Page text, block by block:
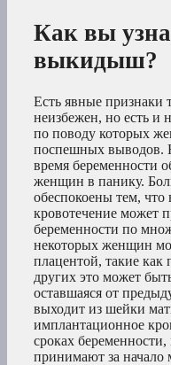
Как вы
выкидыш?
Есть явные
неизбежен, но есть и
по поводу которых
поспешных выводов.
время беременности
женщин в панику.
обеспокоены тем,
кровотечение может
беременности по
некоторых женщин
плацентой, такие
других это может
оставшаяся от
выходит из шейки
имплантационное
сроках
принимают за